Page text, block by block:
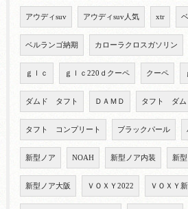
アウディsuv アウディsuv人気 xtr
ベルランゴ納期 カローラクロスガソリン
ｇｌｃ ｇｌｃ220ｄクーペ クーペ
ダムド タフト ＤＡＭＤ タフト ダム
タフト コンプリート ブラックパール
新型ノア NOAH 新型ノア内装 新
新型ノア大阪 ＶＯＸＹ2022 ＶＯＸＹ